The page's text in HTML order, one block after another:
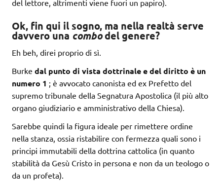
del lettore, altrimenti viene fuori un papiro).
Ok, fin qui il sogno, ma nella realtà serve
davvero una combo del genere?
Eh beh, direi proprio di sì.
Burke dal punto di vista dottrinale e del diritto è un
numero 1 ; è avvocato canonista ed ex Prefetto del
supremo tribunale della Segnatura Apostolica (il più alto
organo giudiziario e amministrativo della Chiesa).
Sarebbe quindi la figura ideale per rimettere ordine
nella stanza, ossia ristabilire con fermezza quali sono i
principi immutabili della dottrina cattolica (in quanto
stabilità da Gesù Cristo in persona e non da un teologo o
da un profeta).